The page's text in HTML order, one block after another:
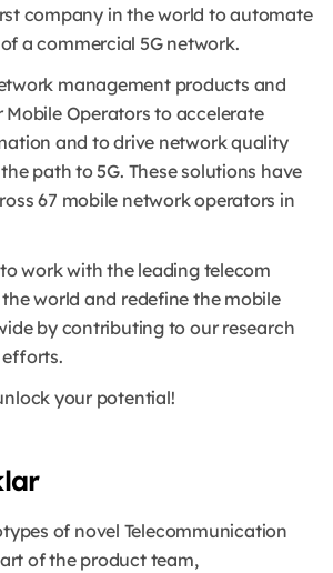
company in the world to automate
a commercial 5G network.
management products and
Mobile Operators to accelerate
and to drive network quality
path to 5G. These solutions have
67 mobile network operators in
work with the leading telecom
world and redefine the mobile
by contributing to our research
your potential!
of novel Telecommunication
of the product team,